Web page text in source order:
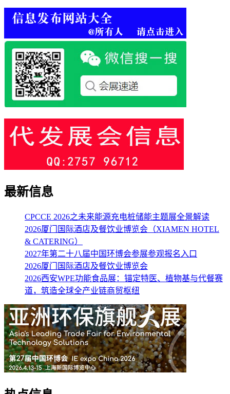
最新信息
CPCCE 2026之未来能源充电桩储能主题展全景解读
2026厦门国际酒店及餐饮业博览会（XIAMEN HOTEL
& CATERING）
2027年第二十八届中国环博会参展参观报名入口
2026厦门国际酒店及餐饮业博览会
2026西安WPE功能食品展：锚定特医、植物基与代餐赛
道，筑造全球全产业链商贸枢纽